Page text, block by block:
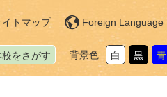
イトマップ Foreign Language
をさがす 背景色 白 黒 青